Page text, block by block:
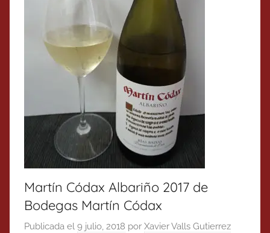
Martín Códax Albariño 2017 de
Bodegas Martín Códax
Publicada el 9 julio, 2018 por Xavier Valls Gutierrez